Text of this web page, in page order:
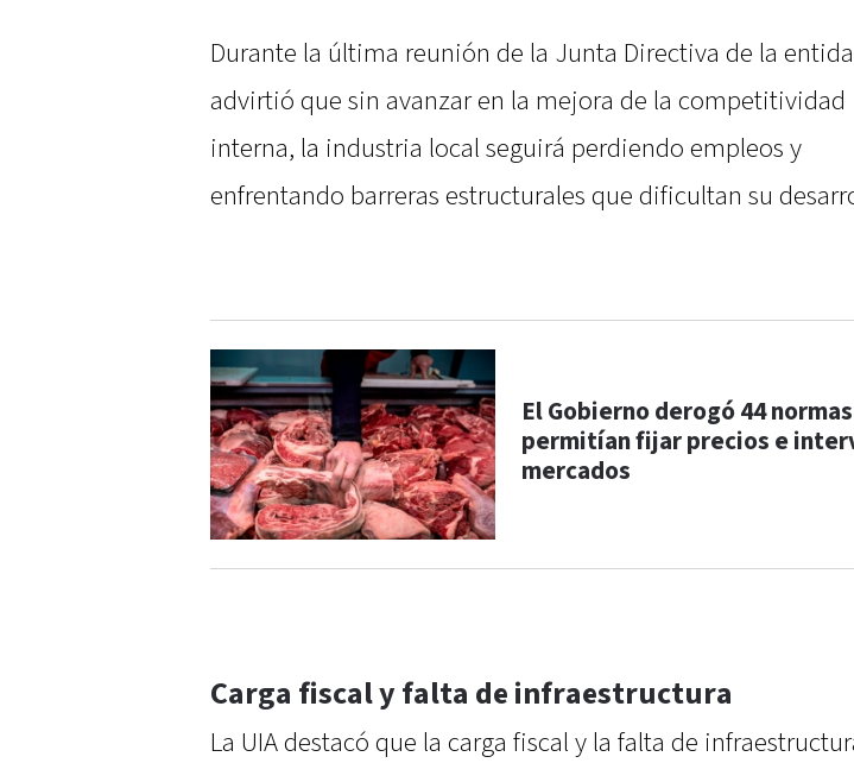
Durante la última reunión de la Junta Directiva de la
advirtió que sin avanzar en la mejora de la competitividad
interna, la industria local seguirá perdiendo empleos y
enfrentando barreras estructurales que dificultan su
El Gobierno derogó 44
permitían fijar precios e
mercados
Carga fiscal y falta de infraestructura
La UIA destacó que la carga fiscal y la falta de